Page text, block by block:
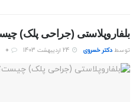
بلفاروپلاستی (جراحی پلک) چیست؟ + 4
توسط دکتر خسروی